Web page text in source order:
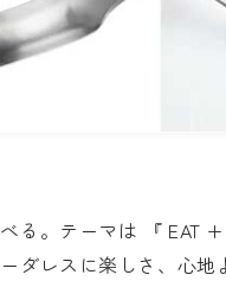
る。テーマは 『 EAT +
ダレスに楽しさ、心地